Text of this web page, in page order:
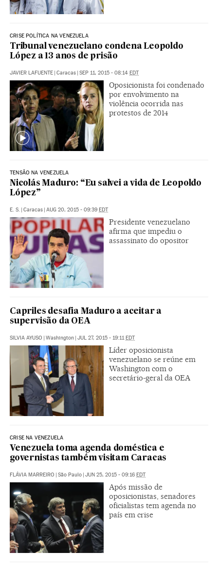
CRISE POLÍTICA NA VENEZUELA
Tribunal venezuelano condena Leopoldo
López a 13 anos de prisão
JAVIER LAFUENTE Caracas SEP 11, 2015 - 08:14 EDT
Oposicionista foi condenado
por envolvimento na
violência ocorrida nas
protestos de 2014
TENSÃO NA VENEZUELA
Nicolás Maduro: “Eu salvei a vida de Leopoldo
López”
E. S. | Caracas | AUG 20, 2015 - 09:39 EDT
Presidente venezuelano
afirma que impediu o
assassinato do opositor
Capriles desafia Maduro a aceitar a
supervisão da OEA
SILVIA AYUSO | Washington | JUL 27, 2015 - 19:11EDT
Líder oposicionista
venezuelano se reúne em
Washington com o
secretário-geral da OEA
CRISE NA VENEZUELA
Venezuela toma agenda doméstica e
governistas também visitam Caracas
FLÁVIA MARREIRO | São Paulo | JUN 25, 2015 - 09:16 EDT
Após missão de
oposicionistas, senadores
oficialistas tem agenda no
país em crise